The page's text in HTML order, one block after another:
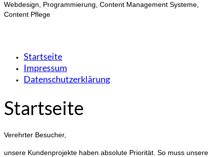
Webdesign, Programmierung, Content Management Systeme,
Content Pflege
Startseite
Impressum
Datenschutzerklärung
Startseite
Verehrter Besucher,
unsere Kundenprojekte haben absolute Priorität. So muss unsere